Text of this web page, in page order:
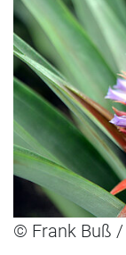
© Frank Buß